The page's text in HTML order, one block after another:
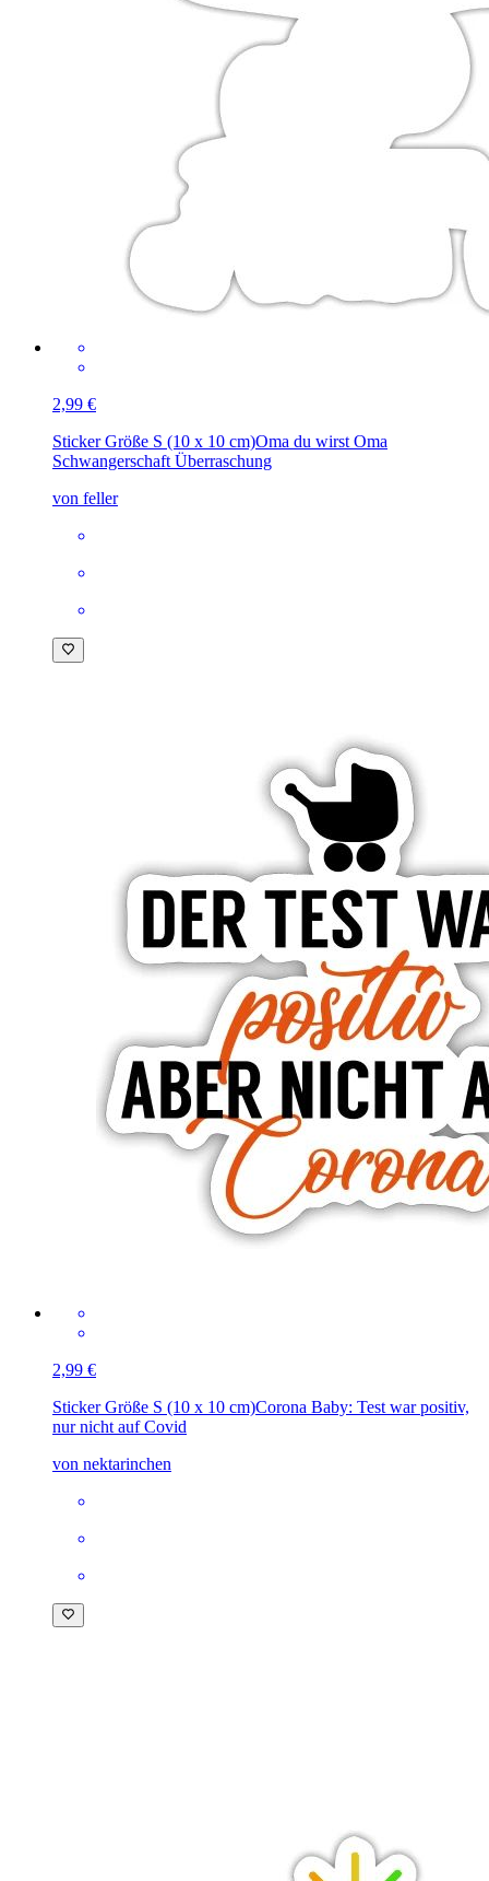
2,99 €
Sticker Größe S (10 x 10 cm)Oma du wirst Oma
Schwangerschaft Überraschung
von feller
2,99 €
Sticker Größe S (10 x 10 cm)Corona Baby: Test war positiv,
nur nicht auf Covid
von nektarinchen